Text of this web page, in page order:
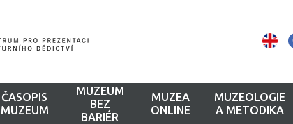
ČASOPIS
MUZEUM
MUZEUM
BEZ
BARIÉR
MUZEA
ONLINE
MUZEOLOGIE
A METODIKA